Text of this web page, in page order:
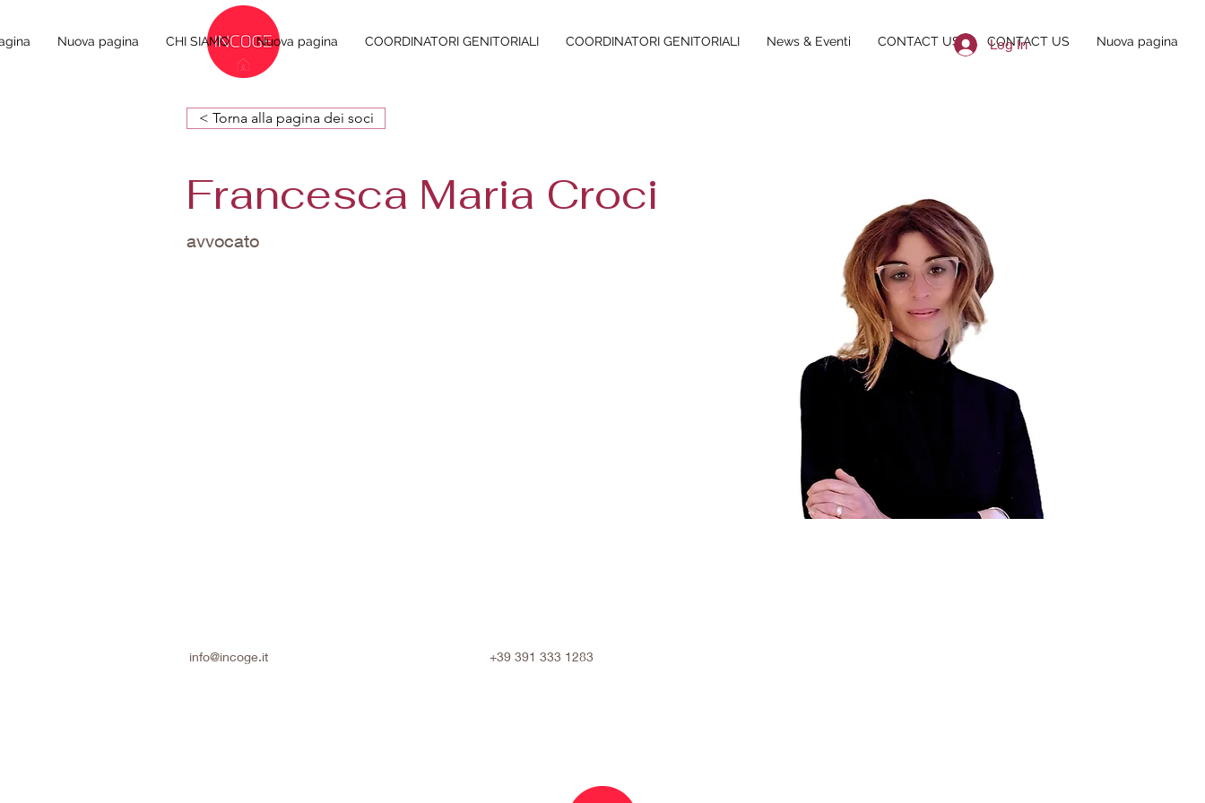
Nuova pagina CHI SIAMO Nuova pagina COORDINATORI GENITORIALI COORDINATORI GENITORIALI News & Eventi CONTACT US CONTACT US Nuova pagina
Log In
< Torna alla pagina dei soci
Francesca Maria Croci
avvocato
info@incoge.it +39 391 333 1283